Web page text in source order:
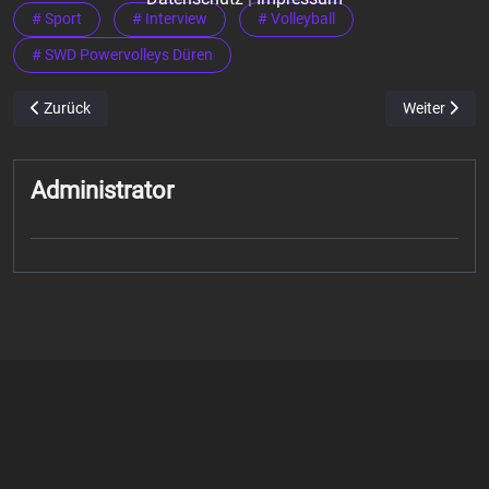
# Sport # Interview # Volleyball
# SWD Powervolleys Düren
Vorheriger Beitrag: Tomi Saarinen – Zuspieler SWD Powervolleys
Zurück Nächster
Weiter
Administrator